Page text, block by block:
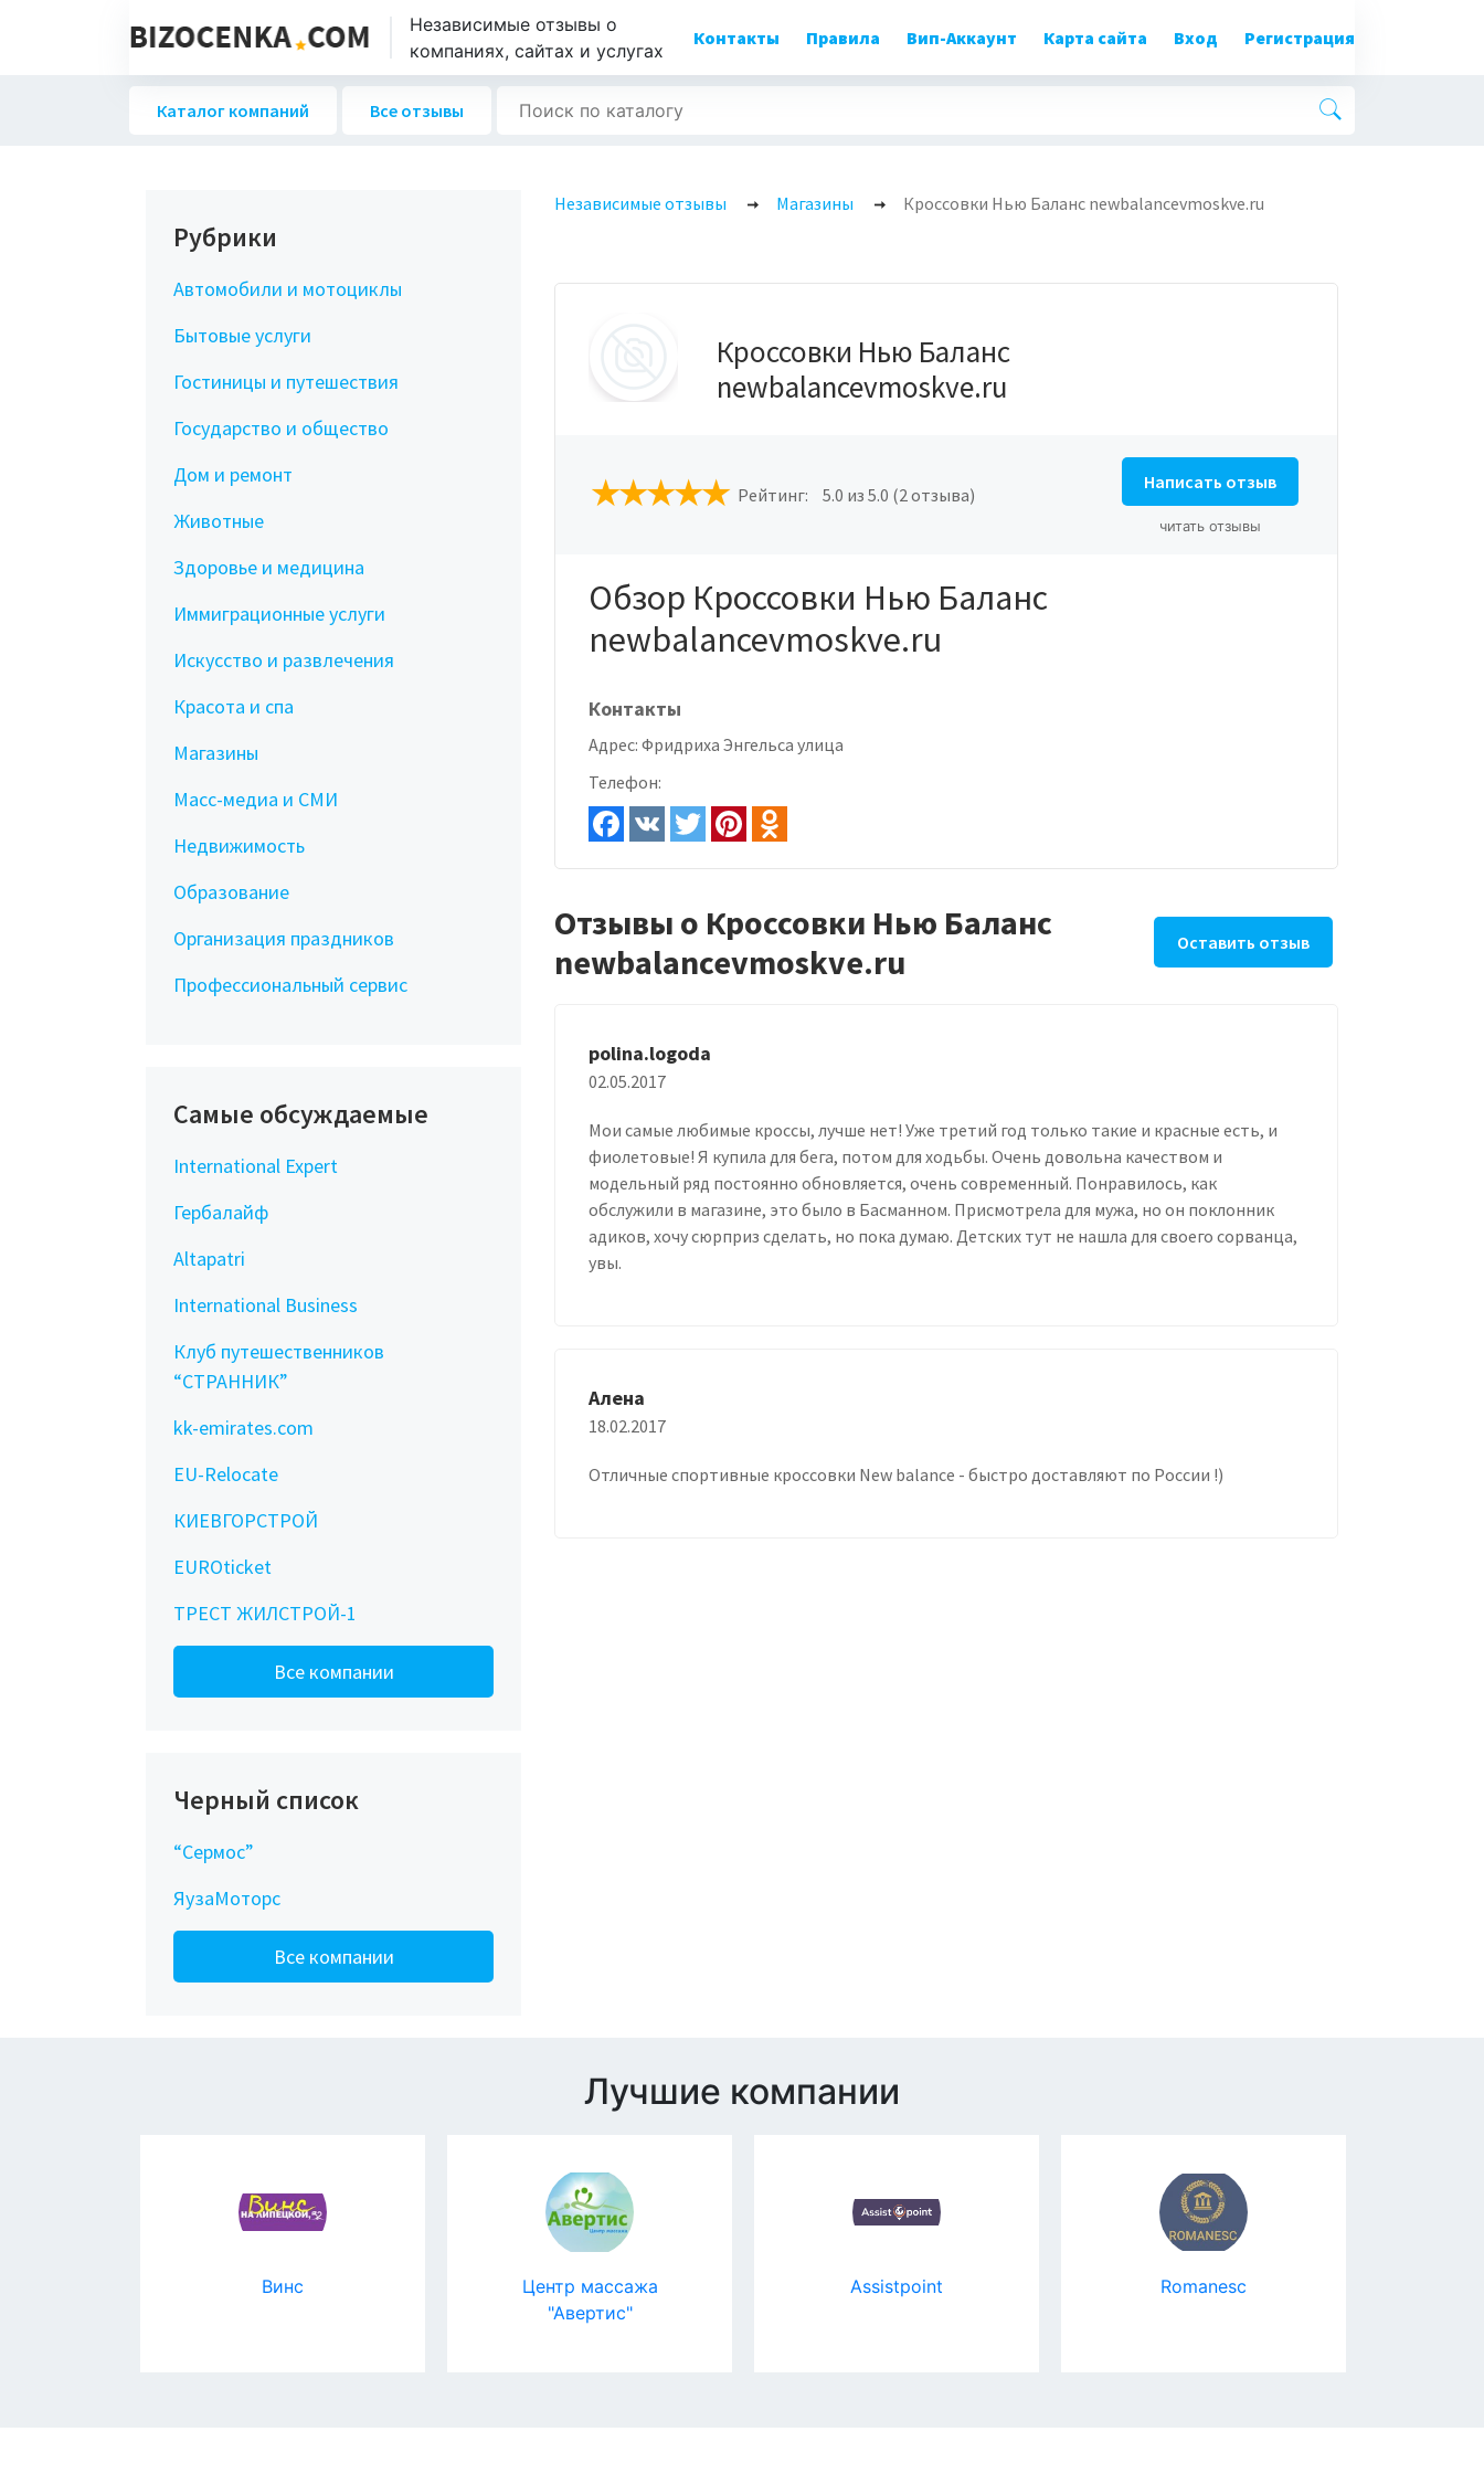
Независимые отзывы о
компаниях, сайтах и услугах
Контакты Правила Вип-Аккаунт Карта сайта Вход Регистрация
Каталог компаний Все отзывы
Независимые отзывы Магазины Кроссовки Нью Баланс newbalancevmoskve.ru
Кроссовки Нью Баланс
newbalancevmoskve.ru
Рейтинг: 5.0 из 5.0 (2 отзыва)
Написать отзыв
читать отзывы
Обзор Кроссовки Нью Баланс
newbalancevmoskve.ru
Контакты
Адрес: Фридриха Энгельса улица
Телефон:
Отзывы о Кроссовки Нью Баланс
newbalancevmoskve.ru
Оставить отзыв
polina.logoda
02.05.2017
Мои самые любимые кроссы, лучше нет! Уже третий год только такие и красные есть, и
фиолетовые! Я купила для бега, потом для ходьбы. Очень довольна качеством и
модельный ряд постоянно обновляется, очень современный. Понравилось, как
обслужили в магазине, это было в Басманном. Присмотрела для мужа, но он поклонник
адиков, хочу сюрприз сделать, но пока думаю. Детских тут не нашла для своего сорванца,
увы.
Алена
18.02.2017
Отличные спортивные кроссовки New balance - быстро доставляют по России !)
Рубрики
Автомобили и мотоциклы
Бытовые услуги
Гостиницы и путешествия
Государство и общество
Дом и ремонт
Животные
Здоровье и медицина
Иммиграционные услуги
Искусство и развлечения
Красота и спа
Магазины
Масс-медиа и СМИ
Недвижимость
Образование
Организация праздников
Профессиональный сервис
Самые обсуждаемые
International Expert
Гербалайф
Altapatri
International Business
Клуб путешественников
“СТРАННИК”
kk-emirates.com
EU-Relocate
КИЕВГОРСТРОЙ
EUROticket
ТРЕСТ ЖИЛСТРОЙ-1
Все компании
Черный список
“Сермос”
ЯузаМоторс
Все компании
Лучшие компании
Винс
Центр массажа
"Авертис"
Assistpoint Romanesc